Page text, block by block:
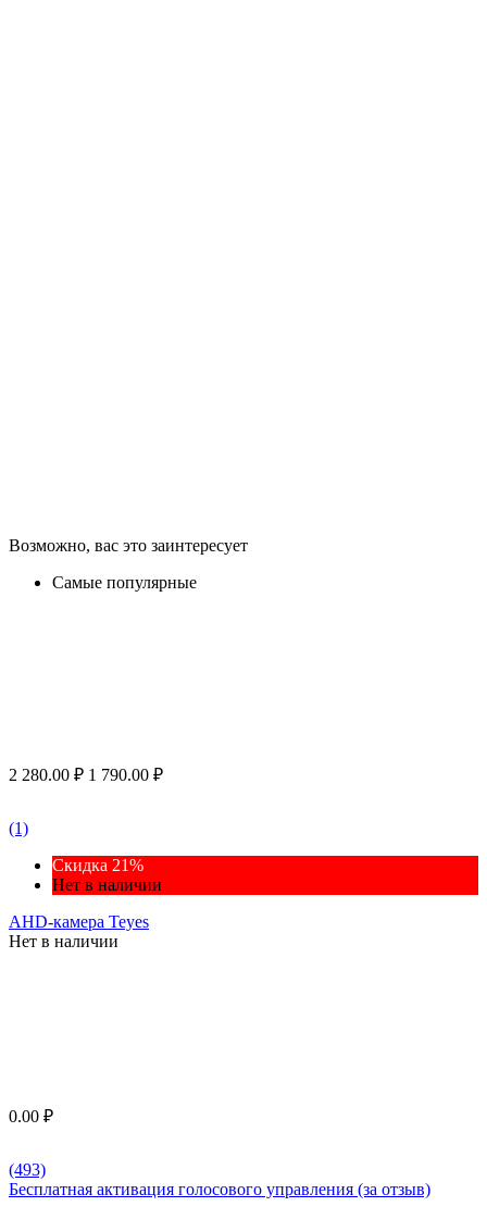
Возможно, вас это заинтересует
Самые популярные
2 280.00 ₽ 1 790.00 ₽
(1)
Скидка 21%
Нет в наличии
AHD-камера Teyes
Нет в наличии
0.00 ₽
(493)
Бесплатная активация голосового управления (за отзыв)